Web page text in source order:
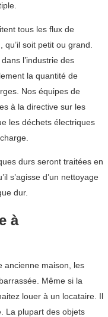
tous les flux de
soit petit ou grand.
l’industrie des
la quantité de
Nos équipes de
à la directive sur les
les déchets électriques
durs seront traitées en
s’agisse d’un nettoyage
dur.
à
ancienne maison, les
Même si la
louer à un locataire. Il
La plupart des objets